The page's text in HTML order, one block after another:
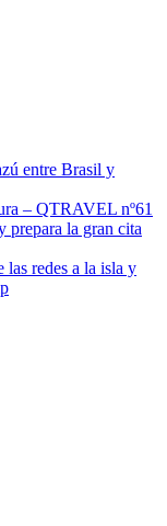
entre Brasil y
– QTRAVEL nº61
prepara la gran cita
redes a la isla y